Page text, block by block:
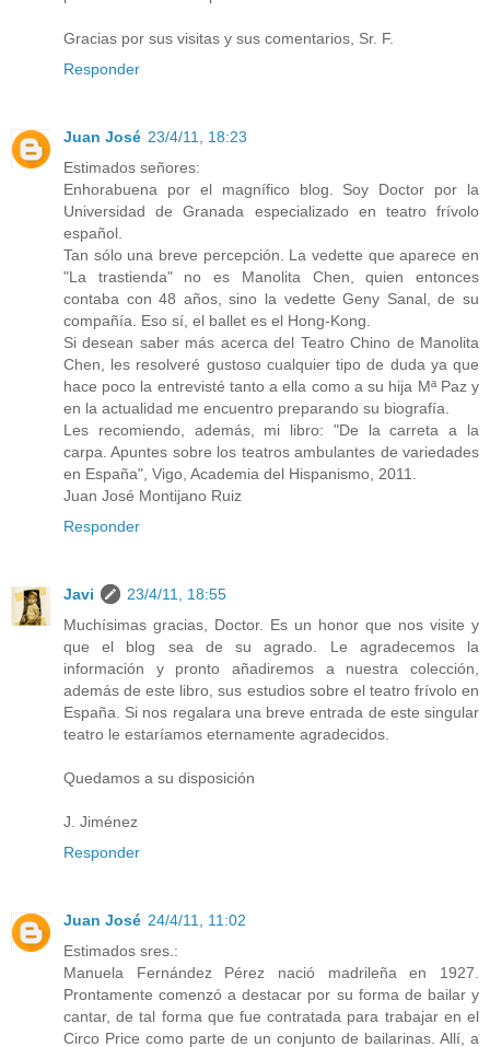
Gracias por sus visitas y sus comentarios, Sr. F.
Responder
Juan José 23/4/11, 18:23
Estimados señores:
Enhorabuena por el magnífico blog. Soy Doctor por la
Universidad de Granada especializado en teatro frívolo
español.
Tan sólo una breve percepción. La vedette que aparece en
"La trastienda" no es Manolita Chen, quien entonces
contaba con 48 años, sino la vedette Geny Sanal, de su
compañía. Eso sí, el ballet es el Hong-Kong.
Si desean saber más acerca del Teatro Chino de Manolita
Chen, les resolveré gustoso cualquier tipo de duda ya que
hace poco la entrevisté tanto a ella como a su hija Mª Paz y
en la actualidad me encuentro preparando su biografía.
Les recomiendo, además, mi libro: "De la carreta a la
carpa. Apuntes sobre los teatros ambulantes de variedades
en España", Vigo, Academia del Hispanismo, 2011.
Juan José Montijano Ruiz
Responder
Javi
23/4/11, 18:55
Muchísimas gracias, Doctor. Es un honor que nos visite y
que el blog sea de su agrado. Le agradecemos la
información y pronto añadiremos a nuestra colección,
además de este libro, sus estudios sobre el teatro frívolo en
España. Si nos regalara una breve entrada de este singular
teatro le estaríamos eternamente agradecidos.
Quedamos a su disposición
J. Jiménez
Responder
Juan José 24/4/11, 11:02
Estimados sres.:
Manuela Fernández Pérez nació madrileña en 1927.
Prontamente comenzó a destacar por su forma de bailar y
cantar, de tal forma que fue contratada para trabajar en el
Circo Price como parte de un conjunto de bailarinas. Allí, a